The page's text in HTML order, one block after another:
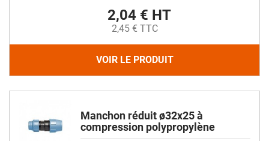
2,04 € HT
2,45 € TTC
VOIR LE PRODUIT
Manchon réduit ø32x25 à
compression polypropylène